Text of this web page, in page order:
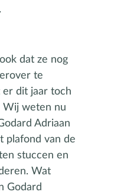
dat ze nog
te
er dit jaar toch
Wij weten nu
Adriaan
plafond van de
stuccen en
Wat
Godard